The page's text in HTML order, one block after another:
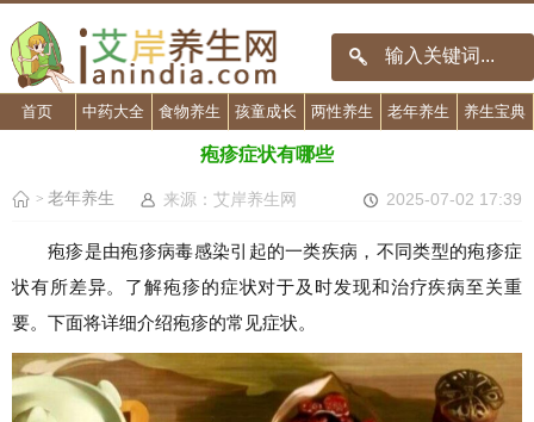
首页 中药大全 食物养生 孩童成长 两性养生 老年养生 养生宝典
疱疹症状有哪些
> 老年养生 来源：艾岸养生网 2025-07-02 17:39
疱疹是由疱疹病毒感染引起的一类疾病，不同类型的疱疹症
状有所差异。了解疱疹的症状对于及时发现和治疗疾病至关重
要。下面将详细介绍疱疹的常见症状。